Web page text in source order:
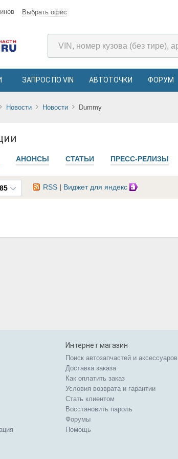
Выбрать офис
ЗАПРОС ПО VIN АВТОТОЧКИ ФОРУМ
Новости Новости Dummy
АНОНСЫ СТАТЬИ ПРЕСС-РЕЛИЗЫ
RSS | Виджет для яндекс
Интернет магазин
Поиск автозапчастей и аксессуаров
Доставка заказа
Как оплатить заказ
Условия возврата и гарантии
Стать клиентом
Восстановить пароль
Форумы
Помощь